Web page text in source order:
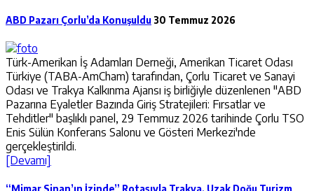
ABD Pazarı Çorlu’da Konuşuldu 30 Temmuz 2026
Türk-Amerikan İş Adamları Derneği, Amerikan Ticaret Odası
Türkiye (TABA-AmCham) tarafından, Çorlu Ticaret ve Sanayi
Odası ve Trakya Kalkınma Ajansı iş birliğiyle düzenlenen "ABD
Pazarına Eyaletler Bazında Giriş Stratejileri: Fırsatlar ve
Tehditler" başlıklı panel, 29 Temmuz 2026 tarihinde Çorlu TSO
Enis Sülün Konferans Salonu ve Gösteri Merkezi'nde
gerçekleştirildi.
[Devamı]